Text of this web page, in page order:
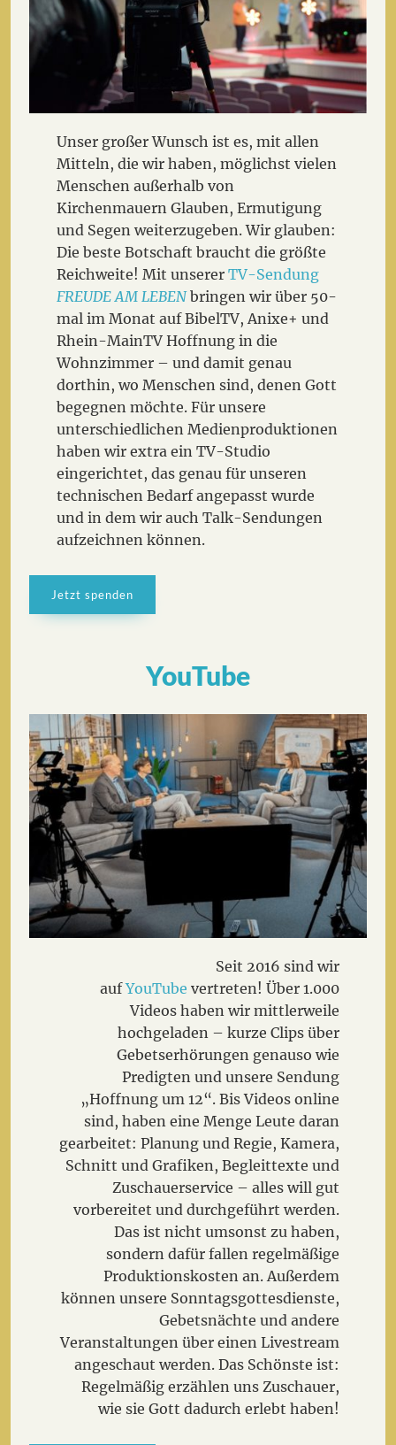
Unser großer Wunsch ist es, mit allen
Mitteln, die wir haben, möglichst vielen
Menschen außerhalb von
Kirchenmauern Glauben, Ermutigung
und Segen weiterzugeben. Wir glauben:
Die beste Botschaft braucht die größte
Reichweite! Mit unserer TV-Sendung
FREUDE AM LEBENbringen wir über 50-
mal im Monat auf BibelTV, Anixe+ und
Rhein-MainTV Hoffnung in die
Wohnzimmer – und damit genau
dorthin, wo Menschen sind, denen Gott
begegnen möchte. Für unsere
unterschiedlichen Medienproduktionen
haben wir extra ein TV-Studio
eingerichtet, das genau für unseren
technischen Bedarf angepasst wurde
und in dem wir auch Talk-Sendungen
aufzeichnen können.
Jetzt spenden
YouTube
Seit 2016 sind wir
aufYouTube vertreten! Über 1.000
Videos haben wir mittlerweile
hochgeladen – kurze Clips über
Gebetserhörungen genauso wie
Predigten und unsere Sendung
„Hoffnung um 12“. Bis Videos online
sind, haben eine Menge Leute daran
gearbeitet: Planung und Regie, Kamera,
Schnitt und Grafiken, Begleittexte und
Zuschauerservice – alles will gut
vorbereitet und durchgeführt werden.
Das ist nicht umsonst zu haben,
sondern dafür fallen regelmäßige
Produktionskosten an. Außerdem
können unsere Sonntagsgottesdienste,
Gebetsnächte und andere
Veranstaltungen über einen Livestream
angeschaut werden. Das Schönste ist:
Regelmäßig erzählen uns Zuschauer,
wie sie Gott dadurch erlebt haben!